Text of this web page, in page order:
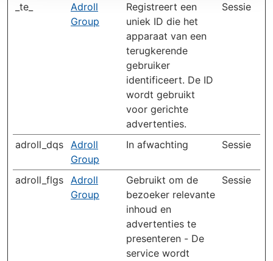
_te_
Adroll
Group
Registreert een
uniek ID die het
apparaat van een
terugkerende
gebruiker
identificeert. De ID
wordt gebruikt
voor gerichte
advertenties.
Sessie
adroll_dqs Adroll
Group
In afwachting Sessie
adroll_flgs Adroll
Group
Gebruikt om de
bezoeker relevante
inhoud en
advertenties te
presenteren - De
service wordt
Sessie